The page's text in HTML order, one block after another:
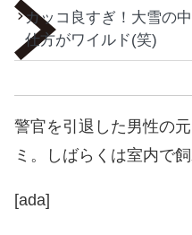
カッコ良すぎ！大雪の
仕方がワイルド(笑)
警官を引退した男性の
ミ。しばらくは室内で
[ada]